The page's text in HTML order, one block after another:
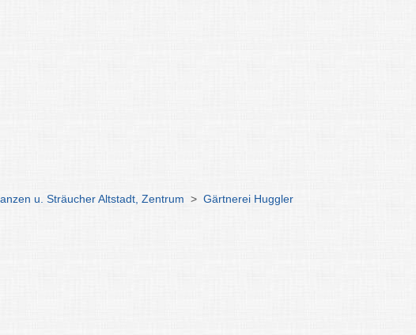
u. Sträucher Altstadt, Zentrum > Gärtnerei Huggler